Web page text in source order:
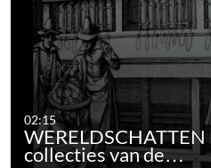
02:15
collecties van de…